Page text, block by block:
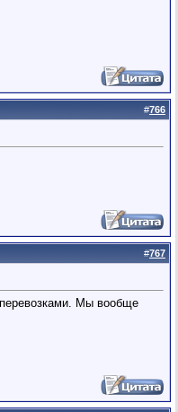
#766
#767
перевозками. Мы вообще